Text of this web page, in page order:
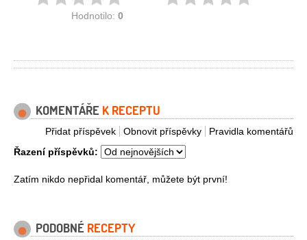
Hodnotilo: 0
KOMENTÁŘE K RECEPTU
Pravidla komentářů
Obnovit příspěvky
Přidat příspěvek
Řazení příspěvků:
Zatím nikdo nepřidal komentář, můžete být první!
PODOBNÉ RECEPTY